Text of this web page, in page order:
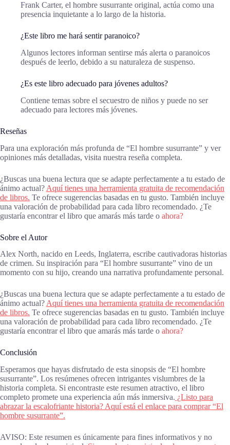
Frank Carter, el hombre susurrante original, actúa como una
presencia inquietante a lo largo de la historia.
¿Este libro me hará sentir paranoico?
Algunos lectores informan sentirse más alerta o paranoicos
después de leerlo, debido a su naturaleza de suspenso.
¿Es este libro adecuado para jóvenes adultos?
Contiene temas sobre el secuestro de niños y puede no ser
adecuado para lectores más jóvenes.
Reseñas
Para una exploración más profunda de “El hombre susurrante” y ver
opiniones más detalladas, visita nuestra reseña completa.
¿Buscas una buena lectura que se adapte perfectamente a tu estado de
ánimo actual? Aquí tienes una herramienta gratuita de recomendación
de libros. Te ofrece sugerencias basadas en tu gusto. También incluye
una valoración de probabilidad para cada libro recomendado. ¿Te
gustaría encontrar el libro que amarás más tarde o ahora?
Sobre el Autor
Alex North, nacido en Leeds, Inglaterra, escribe cautivadoras historias
de crimen. Su inspiración para “El hombre susurrante” vino de un
momento con su hijo, creando una narrativa profundamente personal.
¿Buscas una buena lectura que se adapte perfectamente a tu estado de
ánimo actual? Aquí tienes una herramienta gratuita de recomendación
de libros. Te ofrece sugerencias basadas en tu gusto. También incluye
una valoración de probabilidad para cada libro recomendado. ¿Te
gustaría encontrar el libro que amarás más tarde o ahora?
Conclusión
Esperamos que hayas disfrutado de esta sinopsis de “El hombre
susurrante”. Los resúmenes ofrecen intrigantes vislumbres de la
historia completa. Si encontraste este resumen atractivo, el libro
completo promete una experiencia aún más inmersiva. ¿Listo para
abrazar la escalofriante historia? Aquí está el enlace para comprar “El
hombre susurrante”.
AVISO: Este resumen es únicamente para fines informativos y no